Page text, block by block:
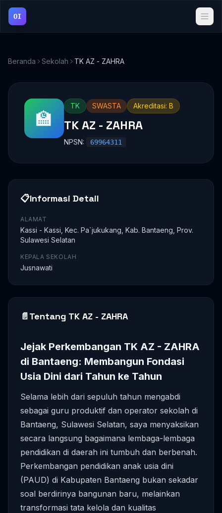
OI
Beranda Sekolah TK AZ - ZAHRA
🏫
TK SWASTA Akreditasi: B
TK AZ - ZAHRA
NPSN: 69964311
📋Informasi Detail
ALAMAT
Kassi - Kassi, Kec. Pa`jukukang, Kab. Bantaeng, Prov.
Sulawesi Selatan
KEPALA SEKOLAH
Jusnawati
📄Tentang TK AZ - ZAHRA
Jejak Perkembangan TK AZ - ZAHRA
di Bantaeng: Membangun Fondasi
Usia Dini dari Tahun ke Tahun
Selama lebih dari sepuluh tahun mengabdi
sebagai guru produktif dan operator sekolah di
Bantaeng, Sulawesi Selatan, saya menyaksikan
secara langsung bagaimana lembaga-lembaga
pendidikan di daerah ini tumbuh dan berbenah.
Perkembangan pendidikan anak usia dini
(PAUD) di Kabupaten Bantaeng bukan sekadar
soal berdirinya bangunan baru, melainkan
transformasi tata kelola dan kualitas